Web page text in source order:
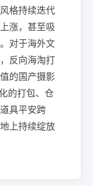
格持续迭代
涨，甚至吸
对于海外文
反向海淘打
的国产摄影
的打包、仓
具平安跨
上持续绽放